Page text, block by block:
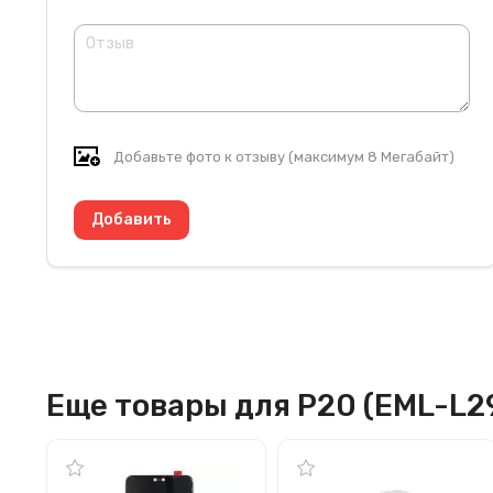
Добавьте фото к отзыву (максимум 8 Мегабайт)
Еще товары для P20 (EML-